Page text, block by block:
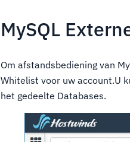
MySQL
Om afstandsbediening van
Whitelist voor uw account.U
het gedeelte Databases.